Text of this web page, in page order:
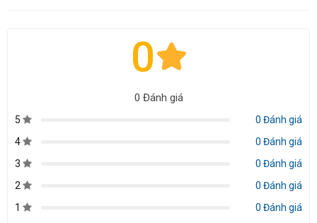
0
0 Đánh giá
5
0 Đánh giá
4
0 Đánh giá
3
0 Đánh giá
2
0 Đánh giá
1
0 Đánh giá